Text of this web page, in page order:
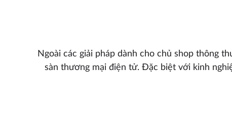
Ngoài các giải pháp dành cho chủ shop thông
sàn thương mại điện tử. Đặc biệt với kinh